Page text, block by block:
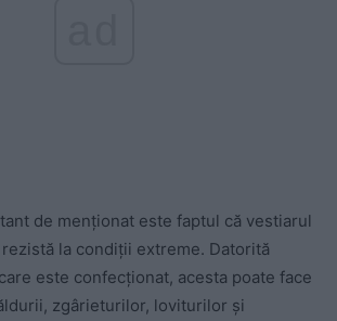
de menționat este faptul că vestiarul
la condiții extreme. Datorită
este confecționat, acesta poate face
zgârieturilor, loviturilor și